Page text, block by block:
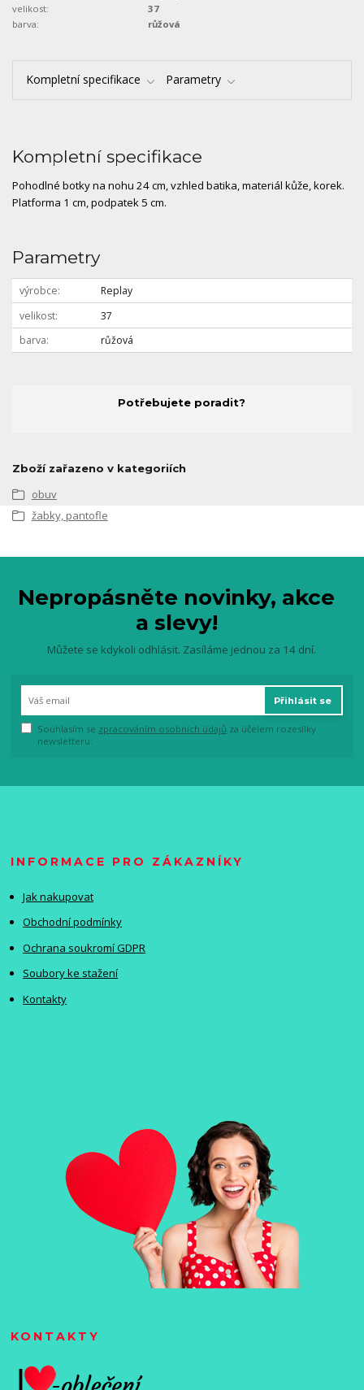
velikost:
37
barva:
růžová
Kompletní specifikace Parametry
Kompletní specifikace
Pohodlné botky na nohu 24 cm, vzhled batika, materiál kůže, korek.
Platforma 1 cm, podpatek 5 cm.
Parametry
výrobce
Replay
velikost
37
barva
růžová
Potřebujete poradit?
Zboží zařazeno v kategoriích
obuv
žabky, pantofle
Nepropásněte novinky, akce
a slevy!
Můžete se kdykoli odhlásit. Zasíláme jednou za 14 dní.
Přihlásit se
Souhlasím se zpracováním osobních údajů za účelem rozesílky
newsletteru.
INFORMACE PRO ZÁKAZNÍKY
Jak nakupovat
Obchodní podmínky
Ochrana soukromí GDPR
Soubory ke stažení
Kontakty
KONTAKTY